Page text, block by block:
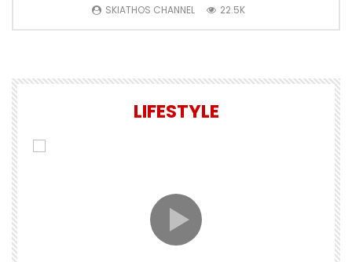
SKIATHOS CHANNEL 22.5K
LIFESTYLE